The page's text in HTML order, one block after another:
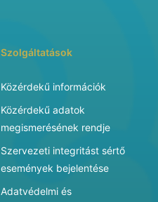
Szolgáltatások
Közérdekű információk
Közérdekű adatok
megismerésének rendje
Szervezeti integritást sértő
események bejelentése
Adatvédelmi és